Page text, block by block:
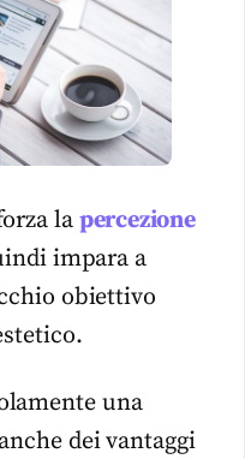
la percezione
impara a
obiettivo
una
dei vantaggi